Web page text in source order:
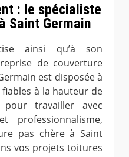
: le spécialiste
Saint Germain
ainsi qu’à son
de couverture
est disposée à
à la hauteur de
travailler avec
professionnalisme,
pas chère à Saint
vos projets toitures